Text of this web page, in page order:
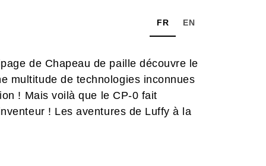
FR EN
de Chapeau de paille découvre le
multitude de technologies inconnues
! Mais voilà que le CP-0 fait
! Les aventures de Luffy à la